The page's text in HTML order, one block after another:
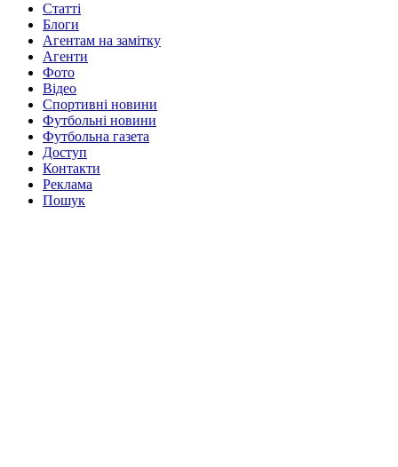
Статті
Блоги
Агентам на замітку
Агенти
Фото
Відео
Спортивні новини
Футбольні новини
Футбольна газета
Доступ
Контакти
Реклама
Пошук